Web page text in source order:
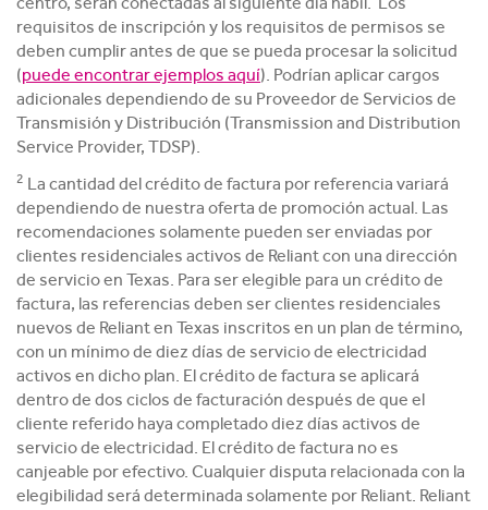
requisitos de inscripción y los requisitos de permisos se
deben cumplir antes de que se pueda procesar la solicitud
(puede encontrar ejemplos aquí). Podrían aplicar cargos
adicionales dependiendo de su Proveedor de Servicios de
Transmisión y Distribución (Transmission and Distribution
Service Provider, TDSP).
2
La cantidad del crédito de factura por referencia variará
dependiendo de nuestra oferta de promoción actual. Las
recomendaciones solamente pueden ser enviadas por
clientes residenciales activos de Reliant con una dirección
de servicio en Texas. Para ser elegible para un crédito de
factura, las referencias deben ser clientes residenciales
nuevos de Reliant en Texas inscritos en un plan de término,
con un mínimo de diez días de servicio de electricidad
activos en dicho plan. El crédito de factura se aplicará
dentro de dos ciclos de facturación después de que el
cliente referido haya completado diez días activos de
servicio de electricidad. El crédito de factura no es
canjeable por efectivo. Cualquier disputa relacionada con la
elegibilidad será determinada solamente por Reliant. Reliant